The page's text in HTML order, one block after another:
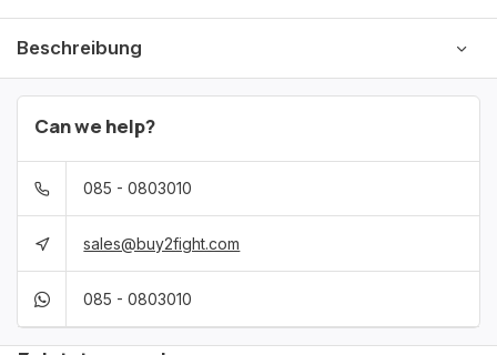
Beschreibung
Can we help?
085 - 0803010
sales@buy2fight.com
085 - 0803010